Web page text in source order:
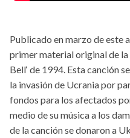
Publicado en marzo de este
primer material original de la
Bell‘ de 1994. Esta canción
la invasión de Ucrania por
fondos para los afectados
medio de su música a los
de la canción se donaron a